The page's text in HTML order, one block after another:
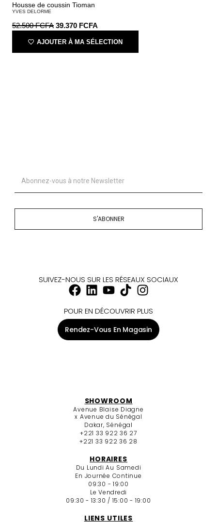
Housse de coussin Tioman
YVES DELORME
52.500FCFA 39.370 FCFA
AJOUTER À MA SÉLECTION
S'ABONNER
SUIVEZ-NOUS SUR LES RÉSEAUX SOCIAUX
POUR EN DÉCOUVRIR PLUS
Rendez-Vous En Magasin
SHOWROOM
Avenue Blaise Diagne
x Avenue du Sénégal
Dakar, Sénégal
+221 33 922 36 27
+221 33 922 36 28
HORAIRES
Du Lundi Au Samedi
En Journée Continue
09:30 - 19:00
Le Vendredi
09:30 - 13:30 / 15:00 - 19:00
LIENS UTILES